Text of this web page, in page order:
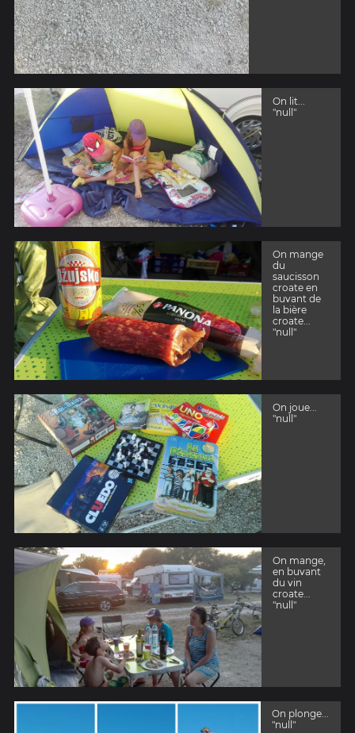
On lit...
"null"
On mange
du
saucisson
croate en
buvant de
la bière
croate...
"null"
On joue...
"null"
On mange,
en buvant
du vin
croate...
"null"
On plonge...
"null"